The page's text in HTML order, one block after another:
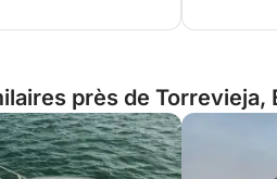
/ Prix total : 400 €
AVRIL ET MAI :
près de Torrevieja,